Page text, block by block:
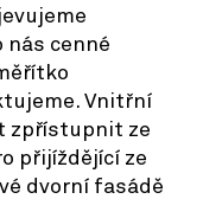
nás cenné
Vnitřní
zpřístupnit ze
přijíždějící ze
dvorní fasádě